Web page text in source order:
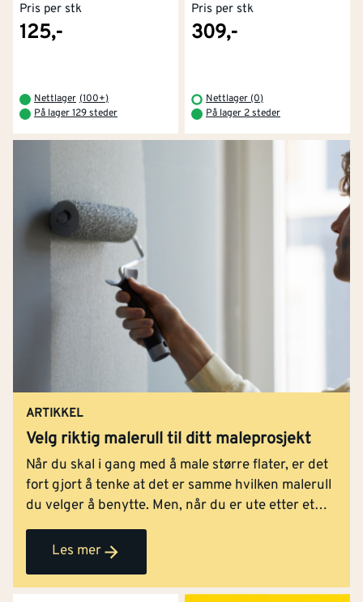
Pris per stk
125,-
Nettlager (100+)
På lager 129 steder
Pris per stk
309,-
Nettlager (0)
På lager 2 steder
ARTIKKEL
Velg riktig malerull til ditt maleprosjekt
Når du skal i gang med å male større flater, er det
fort gjort å tenke at det er samme hvilken malerull
du velger å benytte. Men, når du er ute etter et
godt resultat, er det viktig å velge rett kvalitet på
malerullen – og påse at den har egenskaper som
guiden gir Jordan deg hjelp på veien til å velge
Les mer